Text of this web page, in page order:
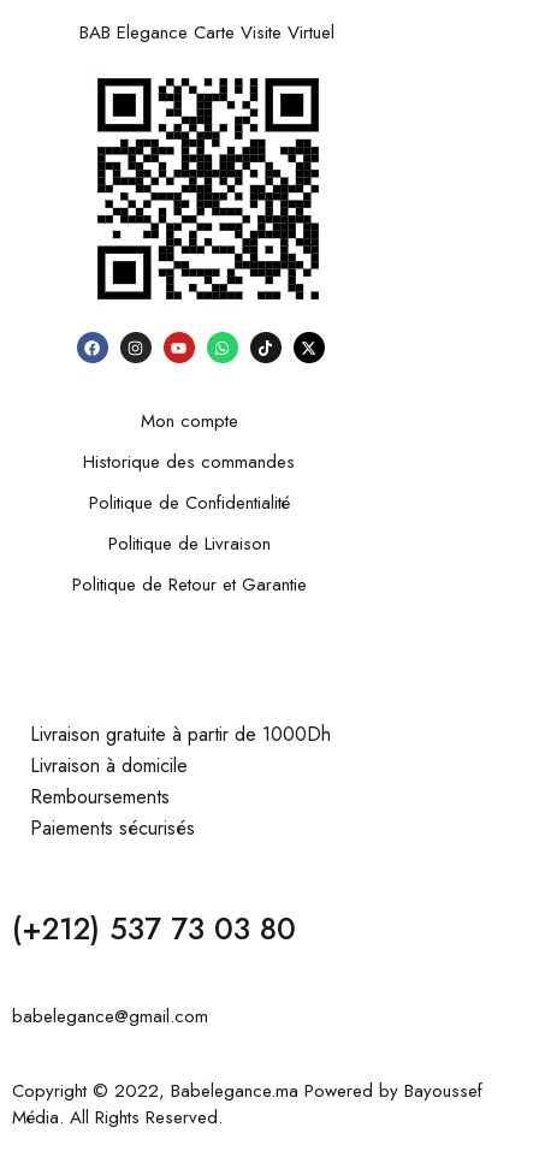
BAB Elegance Carte Visite Virtuel
Mon compte
Historique des commandes
Politique de Confidentialité
Politique de Livraison
Politique de Retour et Garantie
Livraison gratuite à partir de 1000Dh
Livraison à domicile
Remboursements
Paiements sécurisés
(+212) 537 73 03 80
babelegance@gmail.com
Copyright © 2022, Babelegance.ma Powered by Bayoussef
Média. All Rights Reserved.